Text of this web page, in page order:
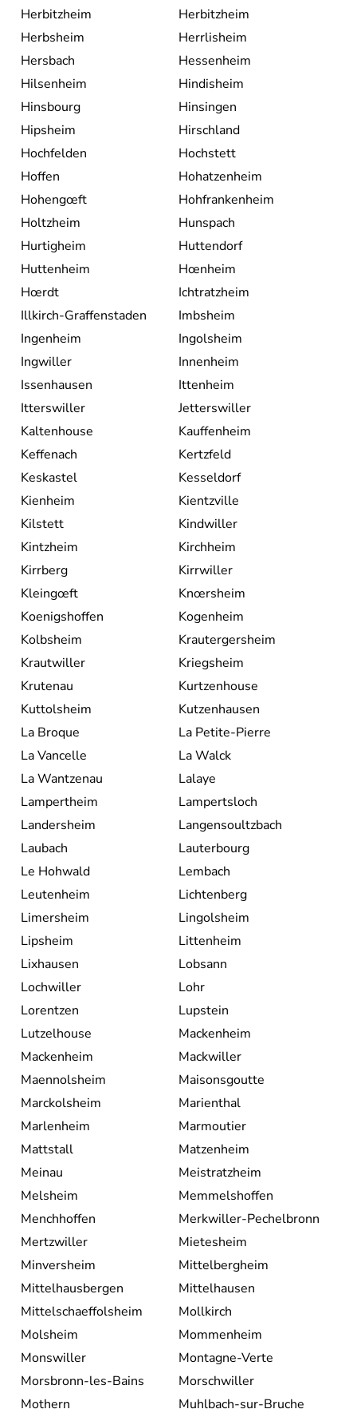
Herbitzheim
Herbitzheim
Herbsheim
Herrlisheim
Hersbach
Hessenheim
Hilsenheim
Hindisheim
Hinsbourg
Hinsingen
Hipsheim
Hirschland
Hochfelden
Hochstett
Hoffen
Hohatzenheim
Hohengœft
Hohfrankenheim
Holtzheim
Hunspach
Hurtigheim
Huttendorf
Huttenheim
Hœnheim
Hœrdt
Ichtratzheim
Illkirch-Graffenstaden
Imbsheim
Ingenheim
Ingolsheim
Ingwiller
Innenheim
Issenhausen
Ittenheim
Itterswiller
Jetterswiller
Kaltenhouse
Kauffenheim
Keffenach
Kertzfeld
Keskastel
Kesseldorf
Kienheim
Kientzville
Kilstett
Kindwiller
Kintzheim
Kirchheim
Kirrberg
Kirrwiller
Kleingœft
Knœrsheim
Koenigshoffen
Kogenheim
Kolbsheim
Krautergersheim
Krautwiller
Kriegsheim
Krutenau
Kurtzenhouse
Kuttolsheim
Kutzenhausen
La Broque
La Petite-Pierre
La Vancelle
La Walck
La Wantzenau
Lalaye
Lampertheim
Lampertsloch
Landersheim
Langensoultzbach
Laubach
Lauterbourg
Le Hohwald
Lembach
Leutenheim
Lichtenberg
Limersheim
Lingolsheim
Lipsheim
Littenheim
Lixhausen
Lobsann
Lochwiller
Lohr
Lorentzen
Lupstein
Lutzelhouse
Mackenheim
Mackenheim
Mackwiller
Maennolsheim
Maisonsgoutte
Marckolsheim
Marienthal
Marlenheim
Marmoutier
Mattstall
Matzenheim
Meinau
Meistratzheim
Melsheim
Memmelshoffen
Menchhoffen
Merkwiller-Pechelbronn
Mertzwiller
Mietesheim
Minversheim
Mittelbergheim
Mittelhausbergen
Mittelhausen
Mittelschaeffolsheim
Mollkirch
Molsheim
Mommenheim
Monswiller
Montagne-Verte
Morsbronn-les-Bains
Morschwiller
Mothern
Muhlbach-sur-Bruche